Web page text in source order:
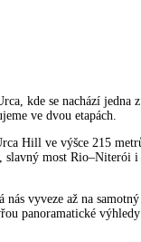
kde se nachází jedna
ve dvou etapách.
Hill ve výšce 215
slavný most Rio–Niterói
vyveze až na
panoramatické